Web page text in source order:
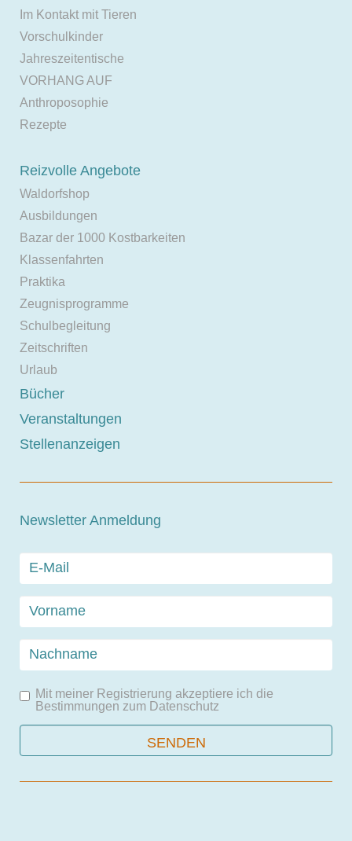
Im Kontakt mit Tieren
Vorschulkinder
Jahreszeitentische
VORHANG AUF
Anthroposophie
Rezepte
Reizvolle Angebote
Waldorfshop
Ausbildungen
Bazar der 1000 Kostbarkeiten
Klassenfahrten
Praktika
Zeugnisprogramme
Schulbegleitung
Zeitschriften
Urlaub
Bücher
Veranstaltungen
Stellenanzeigen
Newsletter Anmeldung
Mit meiner Registrierung akzeptiere ich die
Bestimmungen zum Datenschutz